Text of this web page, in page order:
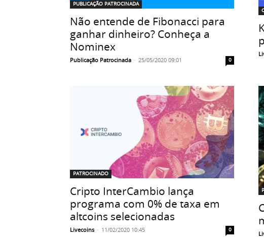
PUBLICAÇÃO PATROCINADA
Não entende de Fibonacci para
ganhar dinheiro? Conheça a
Nominex
Publicação Patrocinada - 25/05/2020 09:01 0
PATROCINADO
Cripto InterCambio lança
programa com 0% de taxa em
altcoins selecionadas
Livecoins - 11/02/2020 10:45 0